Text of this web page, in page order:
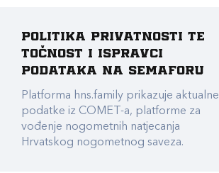
Politika privatnosti te
točnost i ispravci
podataka na Semaforu
Platforma hns.family prikazuje aktualne
podatke iz COMET-a, platforme za
vođenje nogometnih natjecanja
Hrvatskog nogometnog saveza.